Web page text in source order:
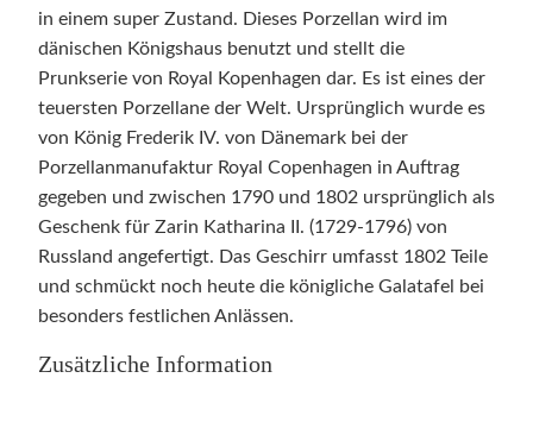
in einem super Zustand. Dieses Porzellan wird im
dänischen Königshaus benutzt und stellt die
Prunkserie von Royal Kopenhagen dar. Es ist eines der
teuersten Porzellane der Welt. Ursprünglich wurde es
von König Frederik IV. von Dänemark bei der
Porzellanmanufaktur Royal Copenhagen in Auftrag
gegeben und zwischen 1790 und 1802 ursprünglich als
Geschenk für Zarin Katharina II. (1729-1796) von
Russland angefertigt. Das Geschirr umfasst 1802 Teile
und schmückt noch heute die königliche Galatafel bei
besonders festlichen Anlässen.
Zusätzliche Information